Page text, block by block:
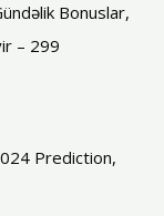
Bonuslar,
– 299
Prediction,